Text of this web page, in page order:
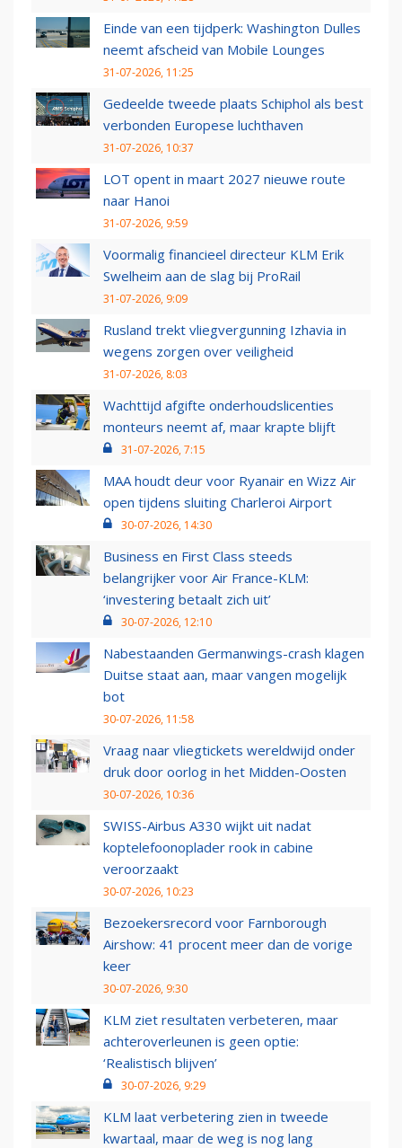
Einde van een tijdperk: Washington Dulles
neemt afscheid van Mobile Lounges
31-07-2026, 11:25
Gedeelde tweede plaats Schiphol als best
verbonden Europese luchthaven
31-07-2026, 10:37
LOT opent in maart 2027 nieuwe route
naar Hanoi
31-07-2026, 9:59
Voormalig financieel directeur KLM Erik
Swelheim aan de slag bij ProRail
31-07-2026, 9:09
Rusland trekt vliegvergunning Izhavia in
wegens zorgen over veiligheid
31-07-2026, 8:03
Wachttijd afgifte onderhoudslicenties
monteurs neemt af, maar krapte blijft
31-07-2026, 7:15
MAA houdt deur voor Ryanair en Wizz Air
open tijdens sluiting Charleroi Airport
30-07-2026, 14:30
Business en First Class steeds
belangrijker voor Air France-KLM:
‘investering betaalt zich uit’
30-07-2026, 12:10
Nabestaanden Germanwings-crash klagen
Duitse staat aan, maar vangen mogelijk
bot
30-07-2026, 11:58
Vraag naar vliegtickets wereldwijd onder
druk door oorlog in het Midden-Oosten
30-07-2026, 10:36
SWISS-Airbus A330 wijkt uit nadat
koptelefoonoplader rook in cabine
veroorzaakt
30-07-2026, 10:23
Bezoekersrecord voor Farnborough
Airshow: 41 procent meer dan de vorige
keer
30-07-2026, 9:30
KLM ziet resultaten verbeteren, maar
achteroverleunen is geen optie:
‘Realistisch blijven’
30-07-2026, 9:29
KLM laat verbetering zien in tweede
kwartaal, maar de weg is nog lang